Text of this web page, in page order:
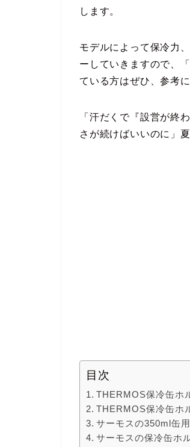
します。
モデルによって保冷力
ーしていきますので、
ている方はぜひ、参考
「汗だくで『設営が終
さが続けばいいのに」
目次
THERMOS保冷缶ホ
THERMOS保冷缶ホ
サーモスの350ml缶
サーモスの保冷缶ホ